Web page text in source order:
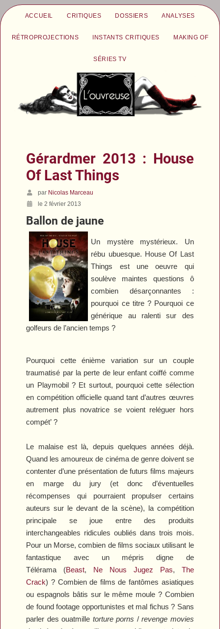
ACCUEIL CRITIQUES DOSSIERS ANALYSES
RÉTROPROJECTIONS INSTANTS CRITIQUES MAKING OF
SÉRIES TV
Gérardmer 2013 : House
Of Last Things
par Nicolas Marceau
le 2 février 2013
Ballon de jaune
Un mystère mystérieux. Un
rébu ubuesque. House Of Last
Things est une oeuvre qui
soulève maintes questions ô
combien désarçonnantes :
pourquoi ce titre ? Pourquoi ce
générique au ralenti sur des
golfeurs de l’ancien temps ?
Pourquoi cette énième variation sur un couple
traumatisé par la perte de leur enfant coiffé comme
un Playmobil ? Et surtout, pourquoi cette sélection
en compétition officielle quand tant d’autres œuvres
autrement plus novatrice se voient reléguer hors
compét’ ?
Le malaise est là, depuis quelques années déjà.
Quand les amoureux de cinéma de genre doivent se
contenter d’une présentation de futurs films majeurs
en marge du jury (et donc d’éventuelles
récompenses qui pourraient propulser certains
auteurs sur le devant de la scène), la compétition
principale se joue entre des produits
interchangeables ridicules oubliés dans trois mois.
Pour un Morse, combien de films sociaux utilisant le
fantastique avec un mépris digne de
Télérama (Beast, Ne Nous Jugez Pas, The
Crack) ? Combien de films de fantômes asiatiques
ou espagnols bâtis sur le même moule ? Combien
de found footage opportunistes et mal fichus ? Sans
parler des ouatmille torture porns /revenge movies